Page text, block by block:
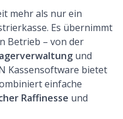
mehr als nur ein
Es übernimmt
Betrieb – von der
und
Kassensoftware bietet
einfache
Raffinesse und